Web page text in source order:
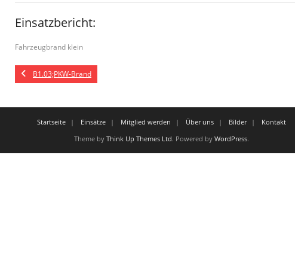
Einsatzbericht:
Fahrzeugbrand klein
B1.03;PKW-Brand
Startseite Einsätze Mitglied werden Über uns Bilder
Kontakt
Theme by Think Up Themes Ltd. Powered by WordPress.